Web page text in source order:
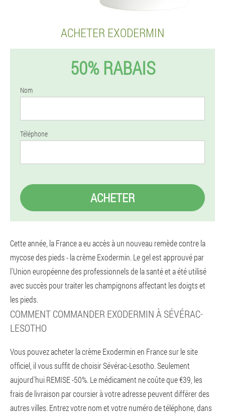
ACHETER EXODERMIN
50% RABAIS
Nom
Téléphone
ACHETER
Cette année, la France a eu accès à un nouveau remède contre la
mycose des pieds - la crème Exodermin. Le gel est approuvé par
l'Union européenne des professionnels de la santé et a été utilisé
avec succès pour traiter les champignons affectant les doigts et
les pieds.
COMMENT COMMANDER EXODERMIN À SÉVÉRAC-
LESOTHO
Vous pouvez acheter la crème Exodermin en France sur le site
officiel, il vous suffit de choisir Sévérac-Lesotho. Seulement
aujourd'hui REMISE -50%. Le médicament ne coûte que €39, les
frais de livraison par coursier à votre adresse peuvent différer des
autres villes. Entrez votre nom et votre numéro de téléphone, dans